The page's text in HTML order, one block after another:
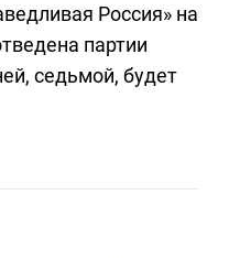
Россия» на
партии
седьмой, будет